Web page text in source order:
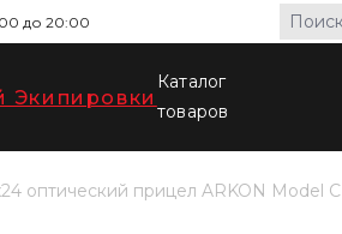
до 20:00
Каталог
товаров
оптический прицел ARKON Model C